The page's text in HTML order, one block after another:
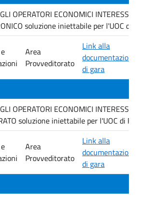
OPERATORI ECONOMICI
soluzione iniettabile per l'UOC di
Area
Provveditorato
Link alla
documentazione
di gara
OPERATORI ECONOMICI
soluzione iniettabile per l'UOC di
Area
Provveditorato
Link alla
documentazione
di gara